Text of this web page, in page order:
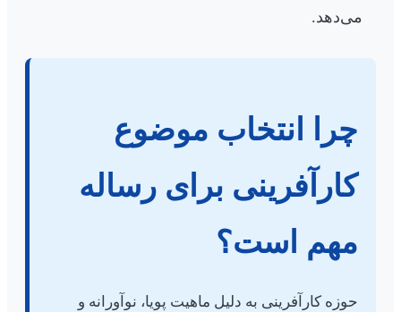
می‌دهد.
چرا انتخاب موضوع
کارآفرینی برای رساله
مهم است؟
حوزه کارآفرینی به دلیل ماهیت پویا، نوآورانه و